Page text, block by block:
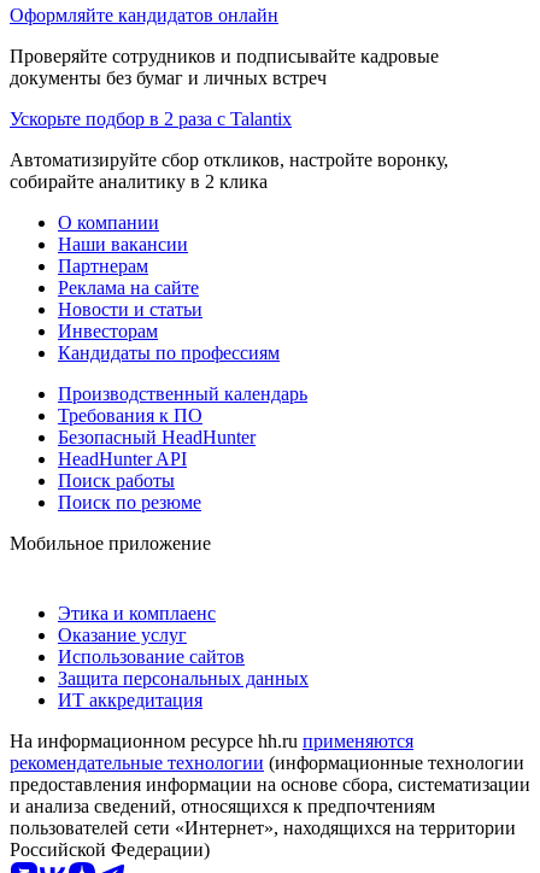
Оформляйте кандидатов онлайн
Проверяйте сотрудников и подписывайте кадровые
документы без бумаг и личных встреч
Ускорьте подбор в 2 раза с Talantix
Автоматизируйте сбор откликов, настройте воронку,
собирайте аналитику в 2 клика
О компании
Наши вакансии
Партнерам
Реклама на сайте
Новости и статьи
Инвесторам
Кандидаты по профессиям
Производственный календарь
Требования к ПО
Безопасный HeadHunter
HeadHunter API
Поиск работы
Поиск по резюме
Мобильное приложение
Этика и комплаенс
Оказание услуг
Использование сайтов
Защита персональных данных
ИТ аккредитация
На информационном ресурсе hh.ru применяются
рекомендательные технологии (информационные технологии
предоставления информации на основе сбора, систематизации
и анализа сведений, относящихся к предпочтениям
пользователей сети «Интернет», находящихся на территории
Российской Федерации)